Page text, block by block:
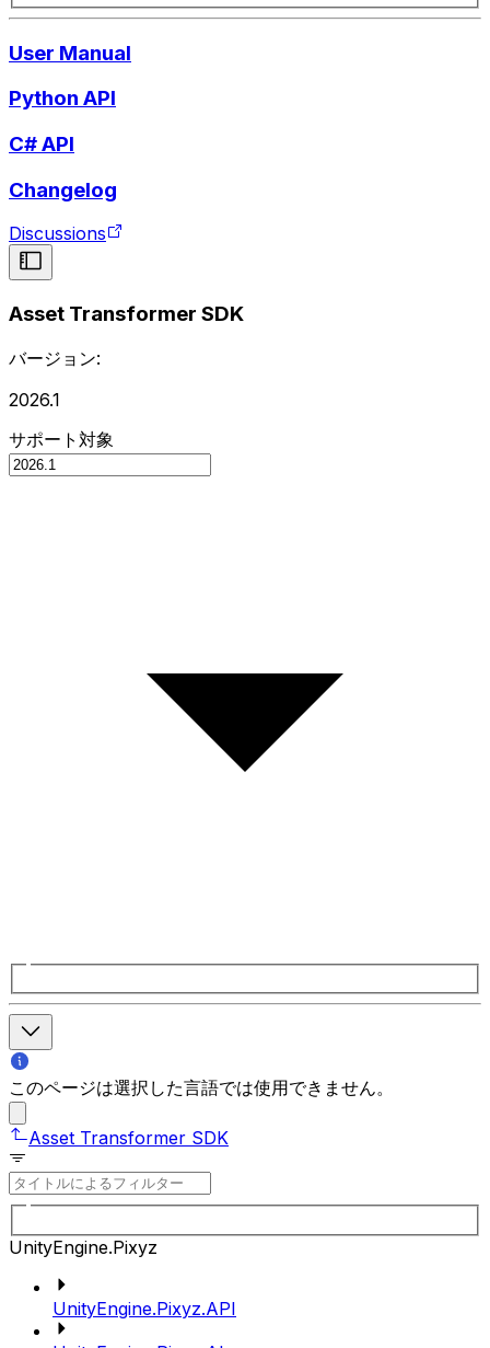
User Manual
Python API
C# API
Changelog
Discussions
Asset Transformer SDK
バージョン:
2026.1
サポート対象
このページは選択した言語では使用できません。
Asset Transformer SDK
UnityEngine.Pixyz
UnityEngine.Pixyz.API